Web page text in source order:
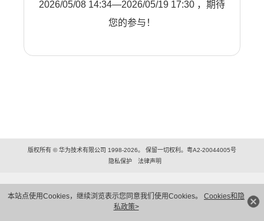
本站点使用Cookies，继续浏览表示您同意我们使用Cookies。 Cookies和隐
私政策>
2026/05/08 14:34—2026/05/19 17:30 ，期待
您的参与！
版权所有 © 华为技术有限公司 1998-2026。 保留一切权利。粤A2-20044005号
隐私保护
法律声明